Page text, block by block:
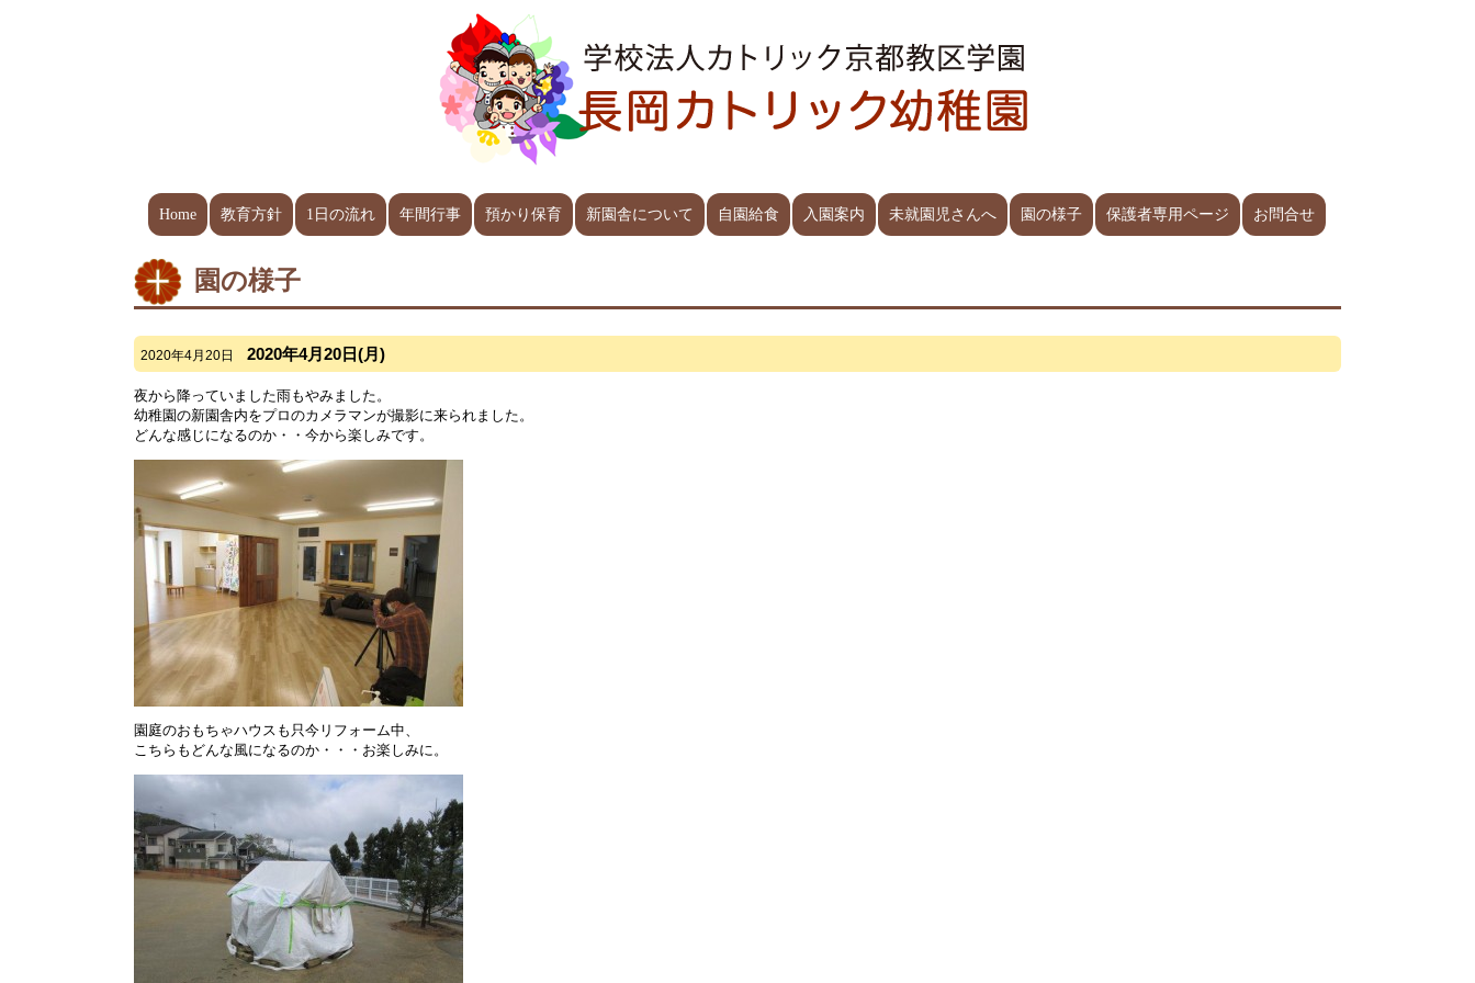
Home 教育方針 1日の流れ 年間行事 預かり保育 新園舎について 自園給食 入園案内 未就園児さんへ 園の様子 保護者専用ページ お問合せ
園の様子
2020年4月20日 2020年4月20日(月)
夜から降っていました雨もやみました。
幼稚園の新園舎内をプロのカメラマンが撮影に来られました。
どんな感じになるのか・・今から楽しみです。
園庭のおもちゃハウスも只今リフォーム中、
こちらもどんな風になるのか・・・お楽しみに。